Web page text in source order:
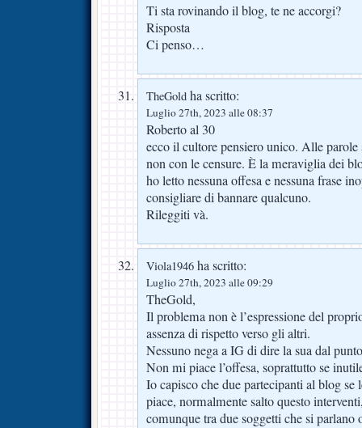
Ti sta rovinando il blog, te ne accorgi?
Risposta
Ci penso…
TheGold ha scritto:
Luglio 27th, 2023 alle 08:37
Roberto al 30
ecco il cultore pensiero unico. Alle
non con le censure. È la meraviglia dei
ho letto nessuna offesa e nessuna frase
consigliare di bannare qualcuno.
Rileggiti và.
Viola1946 ha scritto:
Luglio 27th, 2023 alle 09:29
TheGold,
Il problema non è l’espressione del
assenza di rispetto verso gli altri.
Nessuno nega a IG di dire la sua dal
Non mi piace l’offesa, soprattutto se
Io capisco che due partecipanti al blog
piace, normalmente salto questo
comunque tra due soggetti che si